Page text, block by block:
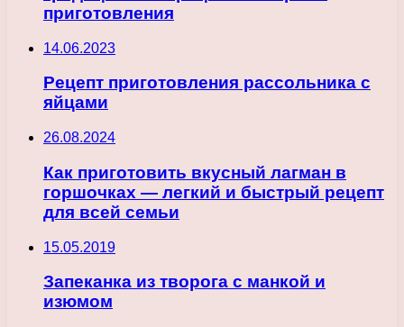
приготовления
14.06.2023
Рецепт приготовления рассольника с
яйцами
26.08.2024
Как приготовить вкусный лагман в
горшочках — легкий и быстрый рецепт
для всей семьи
15.05.2019
Запеканка из творога с манкой и
изюмом